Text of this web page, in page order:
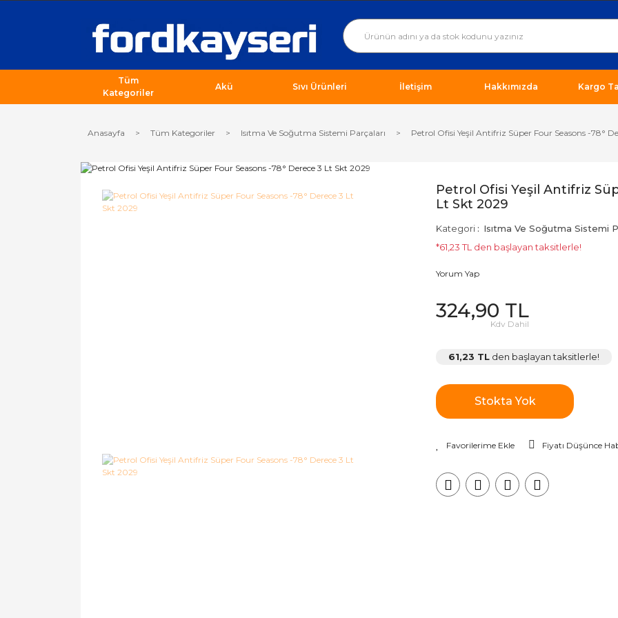
Tüm
Kategoriler
Akü Sıvı Ürünleri İletişim Hakkımızda Kargo
Anasayfa Tüm Kategoriler Isıtma Ve Soğutma Sistemi Parçaları Petrol Ofisi Yeşil Antifriz Süper Four Seasons -78°
Petrol Ofisi Yeşil Antifriz
Lt Skt 2029
Kategori Isıtma Ve Soğutma Sistemi
*61,23 TL den başlayan taksitlerle!
Yorum Yap
324,90 TL
Kdv Dahil
61,23 TL den başlayan taksitlerle!
Stokta Yok
Fiyatı Düşünce